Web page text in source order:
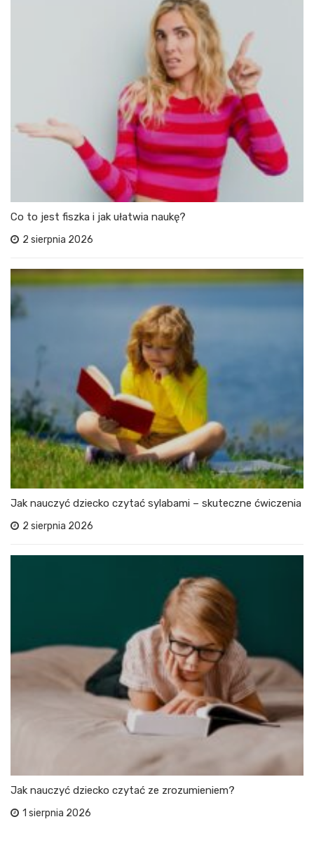
Co to jest fiszka i jak ułatwia naukę?
2 sierpnia 2026
Jak nauczyć dziecko czytać sylabami – skuteczne ćwiczenia
2 sierpnia 2026
Jak nauczyć dziecko czytać ze zrozumieniem?
1 sierpnia 2026